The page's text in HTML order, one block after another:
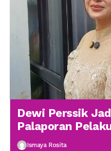
Dewi Perssik
Palaporan
Medsos
Ismaya Rosita